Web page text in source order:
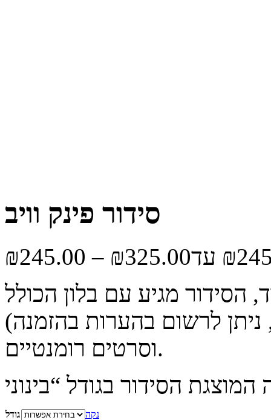
סידור פינק וויב
₪245.00 – ₪325.00
הסידור מגיע עם בלון הכולל
(עד 4 מילים, ניתן לרשום בהערות בהזמנה)
וסרטים רומנטיים.
גודל
נקה